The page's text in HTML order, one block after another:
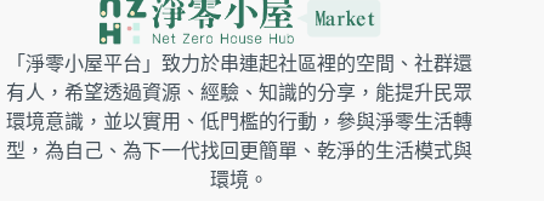
「淨零小屋平台」致力於串連起社區裡的空間、社群還
有人，希望透過資源、經驗、知識的分享，能提升民眾
環境意識，並以實用、低門檻的行動，參與淨零生活轉
型，為自己、為下一代找回更簡單、乾淨的生活模式與
環境。